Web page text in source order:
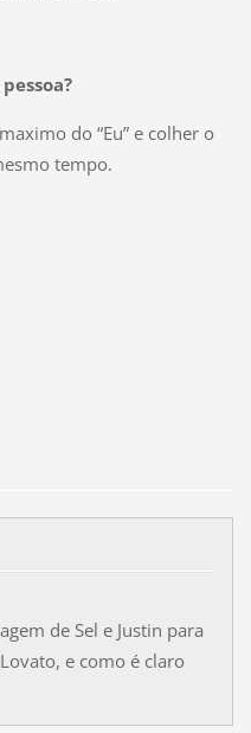
do “Eu” e colher o
tempo.
de Sel e Justin para
e como é claro